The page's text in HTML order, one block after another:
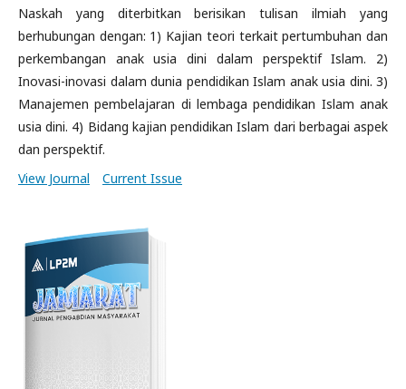
Naskah yang diterbitkan berisikan tulisan ilmiah yang
berhubungan dengan: 1) Kajian teori terkait pertumbuhan dan
perkembangan anak usia dini dalam perspektif Islam. 2)
Inovasi-inovasi dalam dunia pendidikan Islam anak usia dini. 3)
Manajemen pembelajaran di lembaga pendidikan Islam anak
usia dini. 4) Bidang kajian pendidikan Islam dari berbagai aspek
dan perspektif.
View Journal
Current Issue